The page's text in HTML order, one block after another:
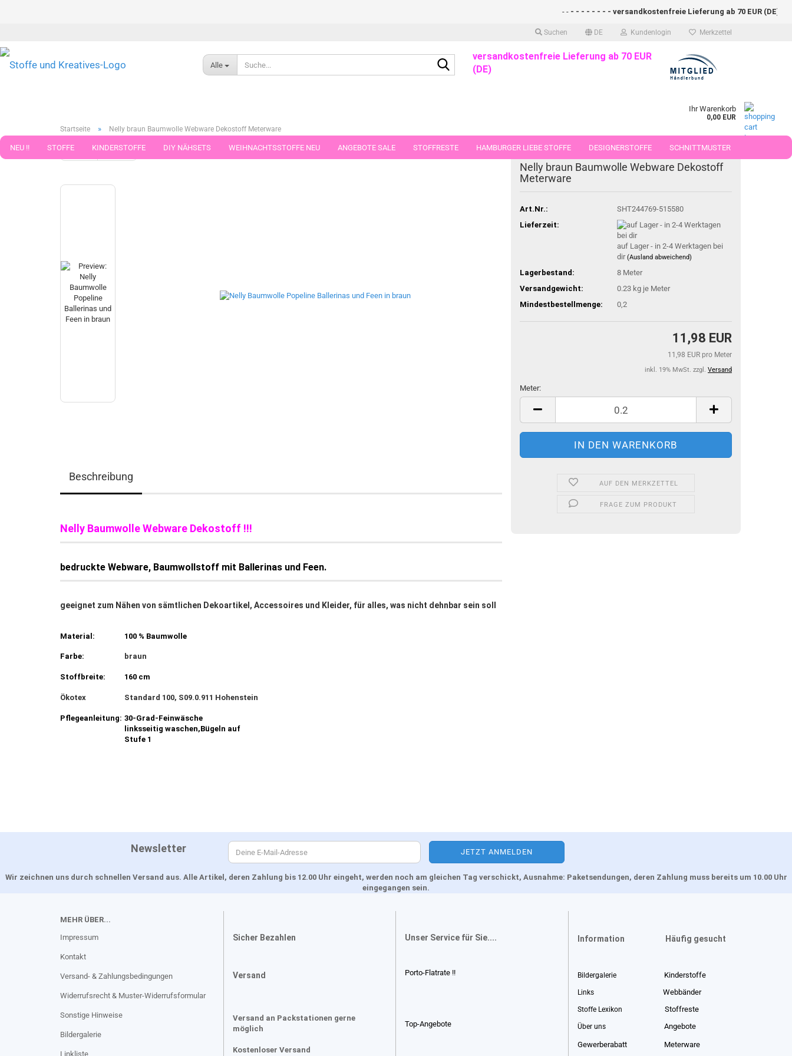
Suchen DE Kundenlogin Merkzettel
- - - - - - - - versandkostenfreie Lieferung ab 70 EUR (DE)- -
Alle
Suche...versandkostenfreie Lieferung ab 70 EUR
(DE)
Ihr Warenkorb
0,00 EUR
NEU !! STOFFE KINDERSTOFFE DIY NÄHSETS WEIHNACHTSSTOFFE NEU ANGEBOTE SALE STOFFRESTE HAMBURGER LIEBE STOFFE DESIGNERSTOFFE SCHNITTMUSTER
STOFFE IN STÜCKEN VON 25 UND 50 CM
Startseite » Nelly braun Baumwolle Webware Dekostoff Meterware
weiter » Letzter » 14 Artikel in dieser Kategorie
Nelly braun Baumwolle Webware Dekostoff
Meterware
Art.Nr.:
SHT244769-515580
Lieferzeit:
auf Lager - in 2-4 Werktagen bei
dir(Ausland abweichend)
Lagerbestand: 8 Meter
Versandgewicht:
0.23 kg je Meter
Mindestbestellmenge:
0,2
11,98 EUR
11,98 EUR pro Meter
inkl. 19% MwSt. zzgl. Versand
Meter:
Meter
AUF DEN MERKZETTEL
FRAGE ZUM PRODUKT
Beschreibung
Nelly Baumwolle Webware Dekostoff !!!
bedruckte Webware, Baumwollstoff mit Ballerinas und Feen.
geeignet zum Nähen von sämtlichen Dekoartikel, Accessoires und Kleider, für alles, was nicht dehnbar sein soll
Material: 100 % Baumwolle
Farbe: braun
Stoffbreite: 160 cm
Ökotex Standard 100, S09.0.911 Hohenstein
Pflegeanleitung: 30-Grad-Feinwäsche
linksseitig waschen,Bügeln auf
Stufe 1
Newsletter
Wir zeichnen uns durch schnellen Versand aus. Alle Artikel, deren Zahlung bis 12.00 Uhr eingeht, werden noch am gleichen Tag verschickt, Ausnahme: Paketsendungen, deren Zahlung muss bereits um 10.00 Uhr
eingegangen sein.
MEHR ÜBER...
Impressum
Kontakt
Versand- & Zahlungsbedingungen
Widerrufsrecht & Muster-Widerrufsformular
Sonstige Hinweise
Bildergalerie
Linkliste
Sicher Bezahlen
Versand
Versand an Packstationen gerne
möglich
Kostenloser Versand
Unser Service für Sie....
Porto-Flatrate !!
Top-Angebote
Information Häufig gesucht
Bildergalerie Kinderstoffe
Links Webbänder
Stoffe Lexikon Stoffreste
Über uns Angebote
Gewerberabatt Meterware